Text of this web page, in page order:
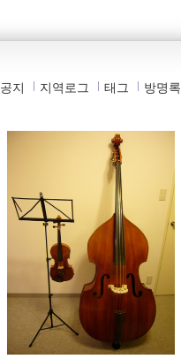
공지 지역로그 태그 방명록